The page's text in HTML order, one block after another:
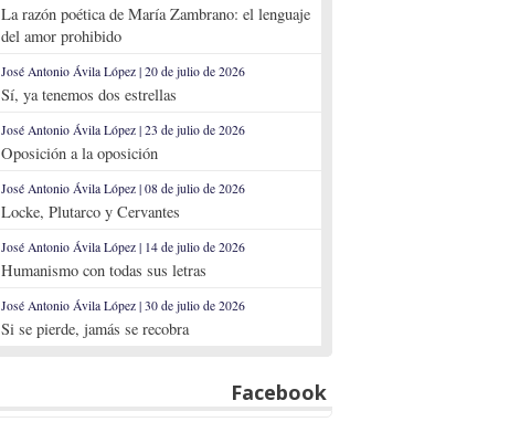
La razón poética de María Zambrano: el lenguaje
del amor prohibido
José Antonio Ávila López | 20 de julio de 2026
Sí, ya tenemos dos estrellas
José Antonio Ávila López | 23 de julio de 2026
Oposición a la oposición
José Antonio Ávila López | 08 de julio de 2026
Locke, Plutarco y Cervantes
José Antonio Ávila López | 14 de julio de 2026
Humanismo con todas sus letras
José Antonio Ávila López | 30 de julio de 2026
Si se pierde, jamás se recobra
Facebook